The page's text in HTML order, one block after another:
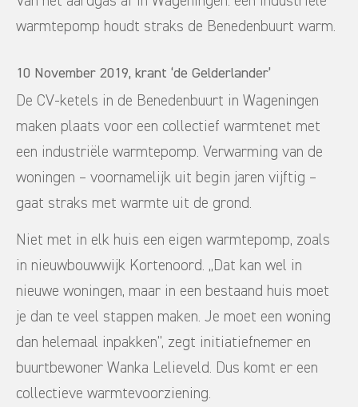
warmtepomp houdt straks de Benedenbuurt warm.
10 November 2019, krant ‘de Gelderlander’
De CV-ketels in de Benedenbuurt in Wageningen
maken plaats voor een collectief warmtenet met
een industriële warmtepomp. Verwarming van de
woningen – voornamelijk uit begin jaren vijftig –
gaat straks met warmte uit de grond.
Niet met in elk huis een eigen warmtepomp, zoals
in nieuwbouwwijk Kortenoord. ,,Dat kan wel in
nieuwe woningen, maar in een bestaand huis moet
je dan te veel stappen maken. Je moet een woning
dan helemaal inpakken’’, zegt initiatiefnemer en
buurtbewoner Wanka Lelieveld. Dus komt er een
collectieve warmtevoorziening.